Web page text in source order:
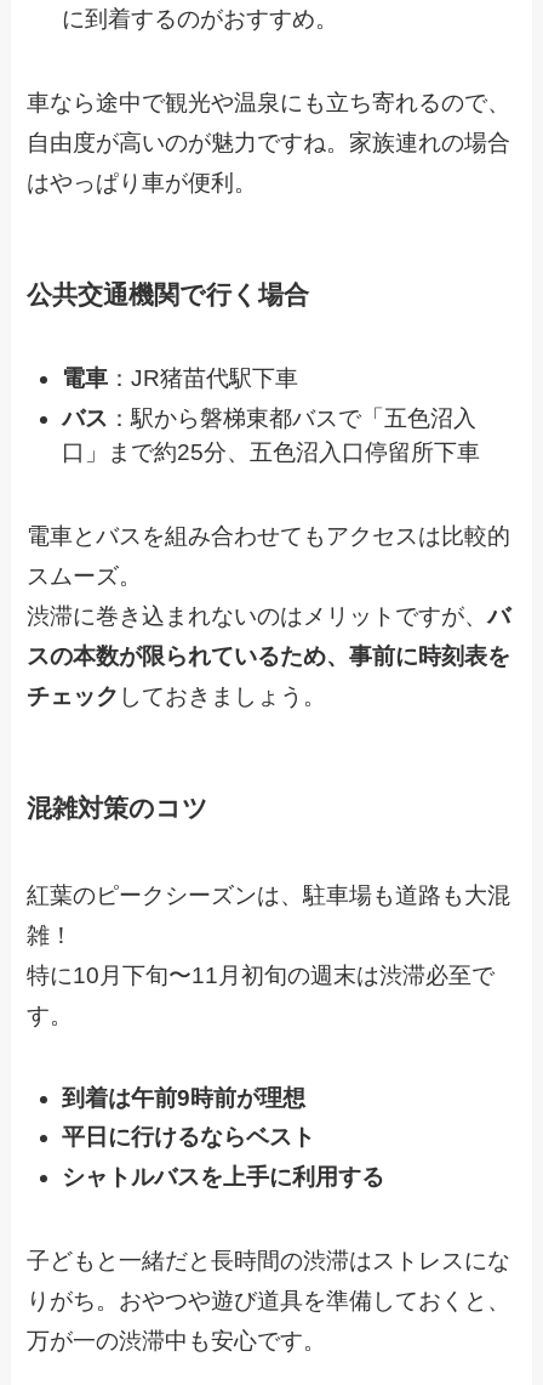
に到着するのがおすすめ。
車なら途中で観光や温泉にも立ち寄れるので、
自由度が高いのが魅力ですね。家族連れの場合
はやっぱり車が便利。
公共交通機関で行く場合
電車：JR猪苗代駅下車
バス ：駅から磐梯東都バスで「五色沼入
口」まで約25分、五色沼入口停留所下車
電車とバスを組み合わせてもアクセスは比較的
スムーズ。
渋滞に巻き込まれないのはメリットですが、バ
スの本数が限られているため、事前に時刻表を
チェック しておきましょう。
混雑対策のコツ
紅葉のピークシーズンは、駐車場も道路も大混
雑！
特に10月下旬〜11月初旬の週末は渋滞必至で
す。
到着は午前9時前が理想
平日に行けるならベスト
シャトルバスを上手に利用する
子どもと一緒だと長時間の渋滞はストレスにな
りがち。おやつや遊び道具を準備しておくと、
万が一の渋滞中も安心です。